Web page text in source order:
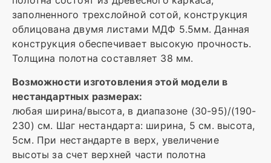
заполненного трехслойной сотой, конструкция
облицована двумя листами МДФ 5.5мм. Данная
конструкция обеспечивает высокую прочность.
Толщина полотна составляет 38 мм.
Возможности изготовления этой модели в
нестандартных размерах:
любая ширина/высота, в диапазоне (30-95)/(190-
230) см. Шаг нестандарта: ширина, 5 см. высота,
5см. При нестандарте в верх, увеличение
высоты за счет верхней части полотна